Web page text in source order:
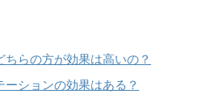
らの方が効果は高いの？
ションの効果はある？